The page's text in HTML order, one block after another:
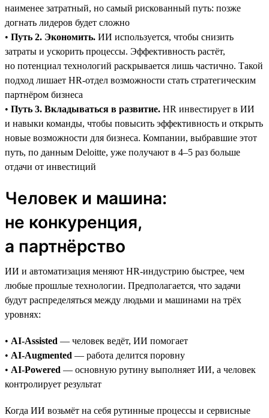
наименее затратный, но самый рискованный путь: позже
догнать лидеров будет сложно
• Путь 2. Экономить. ИИ используется, чтобы снизить
затраты и ускорить процессы. Эффективность растёт,
но потенциал технологий раскрывается лишь частично. Такой
подход лишает HR-отдел возможности стать стратегическим
партнёром бизнеса
• Путь 3. Вкладываться в развитие. HR инвестирует в ИИ
и навыки команды, чтобы повысить эффективность и открыть
новые возможности для бизнеса. Компании, выбравшие этот
путь, по данным Deloitte, уже получают в 4–5 раз больше
отдачи от инвестиций
Человек и машина:
не конкуренция,
а партнёрство
ИИ и автоматизация меняют HR-индустрию быстрее, чем
любые прошлые технологии. Предполагается, что задачи
будут распределяться между людьми и машинами на трёх
уровнях:
• AI-Assisted — человек ведёт, ИИ помогает
• AI-Augmented — работа делится поровну
• AI-Powered — основную рутину выполняет ИИ, а человек
контролирует результат
Когда ИИ возьмёт на себя рутинные процессы и сервисные